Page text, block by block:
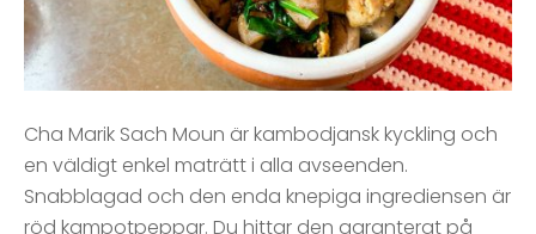
Cha Marik Sach Moun är kambodjansk kyckling och
en väldigt enkel maträtt i alla avseenden.
Snabblagad och den enda knepiga ingrediensen är
röd kampotpeppar. Du hittar den garanterat på